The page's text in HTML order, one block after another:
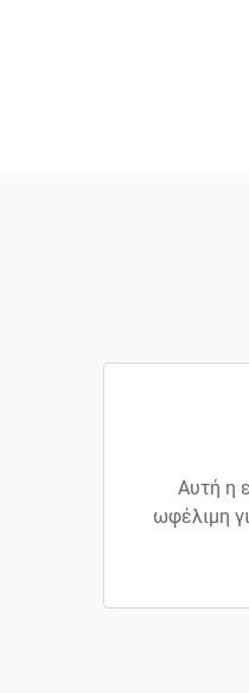
Αυτή η
ωφέλιμη